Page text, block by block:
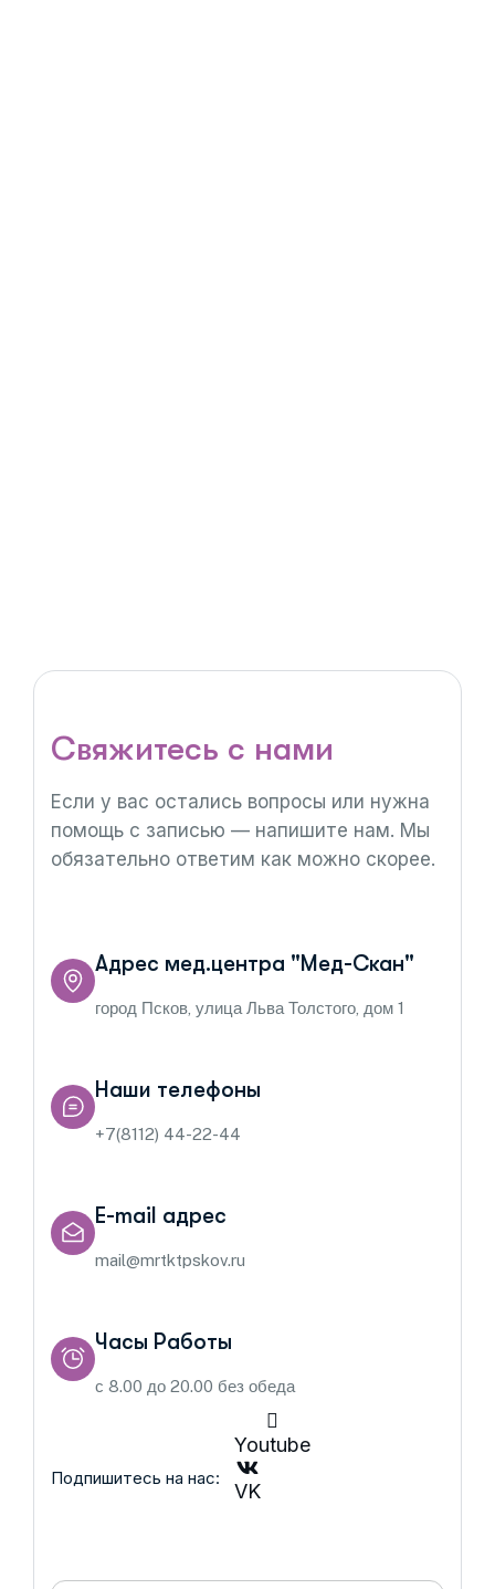
Свяжитесь с нами
Если у вас остались вопросы или нужна
помощь с записью — напишите нам. Мы
обязательно ответим как можно скорее.
Адрес мед.центра "Мед-Скан"
город Псков, улица Льва Толстого, дом 1
Наши телефоны
+7(8112) 44-22-44
E-mail адрес
mail@mrtktpskov.ru
Часы Работы
с 8.00 до 20.00 без обеда
Подпишитесь на нас:
Youtube
VK